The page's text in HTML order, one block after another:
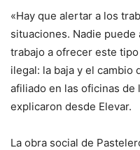
«Hay que alertar a los
situaciones. Nadie
trabajo a ofrecer este
ilegal: la baja y el cambio
afiliado en las oficinas de
explicaron desde Elevar.
La obra social de